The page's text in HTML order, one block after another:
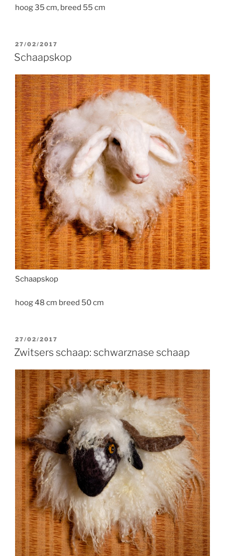
hoog 35 cm, breed 55 cm
GEPLAATST
OP
27/02/2017
Schaapskop
Schaapskop
hoog 48 cm breed 50 cm
GEPLAATST
OP
27/02/2017
Zwitsers schaap: schwarznase schaap